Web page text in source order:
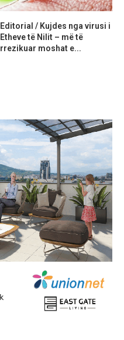
Editorial / Kujdes nga virusi i
Etheve të Nilit – më të
rrezikuar moshat e...